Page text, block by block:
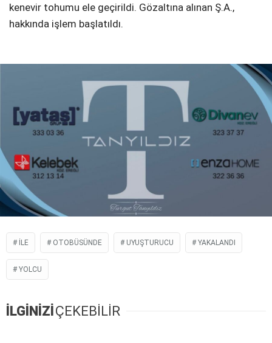
kenevir tohumu ele geçirildi. Gözaltına alınan Ş.A.,
hakkında işlem başlatıldı.
İLE OTOBÜSÜNDE UYUŞTURUCU YAKALANDI
YOLCU
İLGİNİZİÇEKEBİLİR